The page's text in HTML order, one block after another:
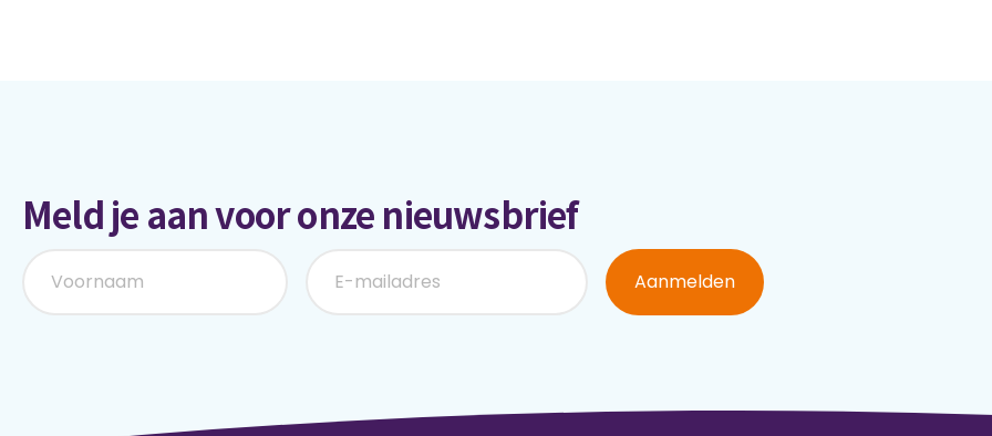
Meld je aan voor onze nieuwsbrief
Aanmelden